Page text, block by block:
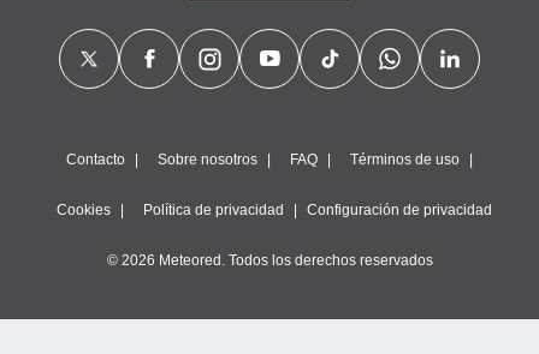
Contacto Sobre nosotros FAQ Términos de uso
Cookies Política de privacidad Configuración de privacidad
© 2026 Meteored. Todos los derechos reservados